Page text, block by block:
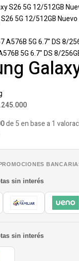
5G 12/512GB
5G 6.7" DS 8/
de 5 en base a1
sin interés
sin interés